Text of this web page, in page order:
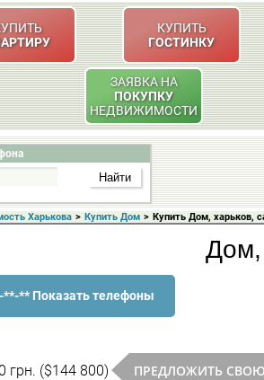
КУПИТЬ
ГОСТИНКУ
ЗАЯВКА НА
ПОКУПКУ
НЕДВИЖИМОСТИ
Харькова > Купить Дом > Купить Дом, харьков,
Дом,
** Показать телефоны
грн. ($144 800) ПРЕДЛОЖИТЬ